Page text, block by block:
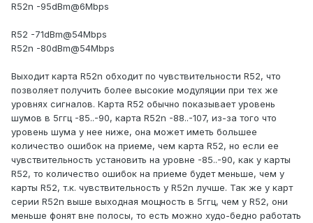
R52n -95dBm@6Mbps
R52 -71dBm@54Mbps
R52n -80dBm@54Mbps
Выходит карта R52n обходит по чувствительности R52, что
позволяет получить более высокие модуляции при тех же
уровнях сигналов. Карта R52 обычно показывает уровень
шумов в 5ггц -85..-90, карта R52n -88..-107, из-за того что
уровень шума у нее ниже, она может иметь большее
количество ошибок на приеме, чем карта R52, но если ее
чувствительность установить на уровне -85..-90, как у карты
R52, то количество ошибок на приеме будет меньше, чем у
карты R52, т.к. чувствительность у R52n лучше. Так же у карт
серии R52n выше выходная мощность в 5ггц, чем у R52, они
меньше фонят вне полосы, то есть можно худо-бедно работать